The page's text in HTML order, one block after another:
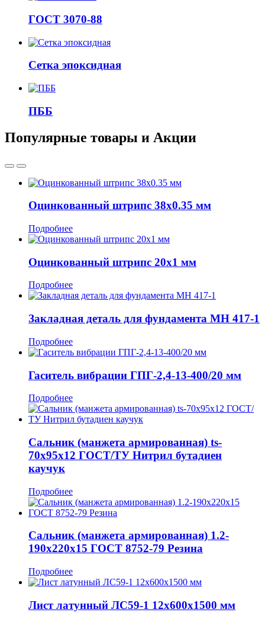
ГОСТ 3070-88
Сетка эпоксидная
ПББ
Популярные товары и Акции
Оцинкованный штрипс 38x0.35 мм
Подробнее
Оцинкованный штрипс 20x1 мм
Подробнее
Закладная деталь для фундамента МН 417-1
Подробнее
Гаситель вибрации ГПГ-2,4-13-400/20 мм
Подробнее
Сальник (манжета армированная) ts-
70x95x12 ГОСТ/ТУ Нитрил бутадиен
каучук
Подробнее
Сальник (манжета армированная) 1.2-
190x220x15 ГОСТ 8752-79 Резина
Подробнее
Лист латунный ЛС59-1 12x600x1500 мм